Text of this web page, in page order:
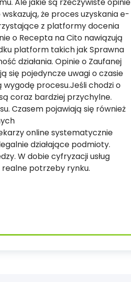
że proces uzyskania e-
z platformy docenia
o Recepta na Cito nawiązują
platform takich jak Sprawna
działania. Opinie o Zaufanej
się pojedyncze uwagi o czasie
wygodę procesu.Jeśli chodzi o
coraz bardziej przychylne.
Czasem pojawiają się również
online systematycznie
działające podmioty.
W dobie cyfryzacji usług
potrzeby rynku.